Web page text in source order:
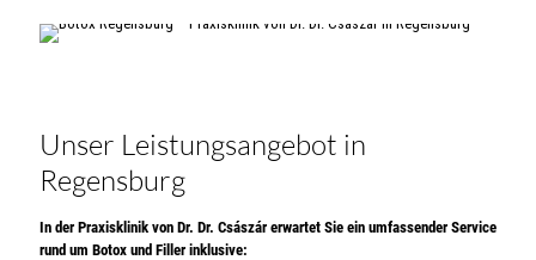
Unser Leistungsangebot in
Regensburg
In der Praxisklinik von Dr. Dr. Császár erwartet Sie ein umfassender Service
rund um Botox und Filler inklusive: